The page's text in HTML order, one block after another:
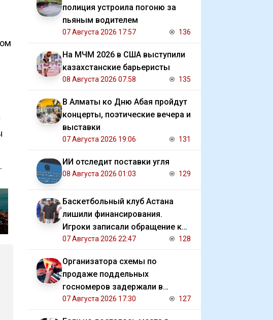
полиция устроила погоню за
пьяным водителем
07 Августа 2026 17:57 136
На МЧМ 2026 в США выступили
казахстанские барьеристы
08 Августа 2026 07:58 135
В Алматы ко Дню Абая пройдут
концерты, поэтические вечера и
выставки
07 Августа 2026 19:06 131
ИИ отследит поставки угля
08 Августа 2026 01:03 129
Баскетбольный клуб Астана
лишили финансирования.
Игроки записали обращение к
президенту
07 Августа 2026 22:47 128
Организатора схемы по
продаже поддельных
госномеров задержали в
Алматы
07 Августа 2026 17:30 127